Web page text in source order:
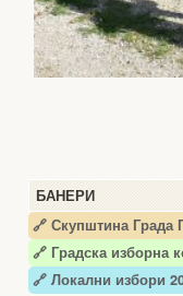
БАНЕРИ
🔗 Скупштина Града
🔗 Градска изборна
🔗 Локални избори